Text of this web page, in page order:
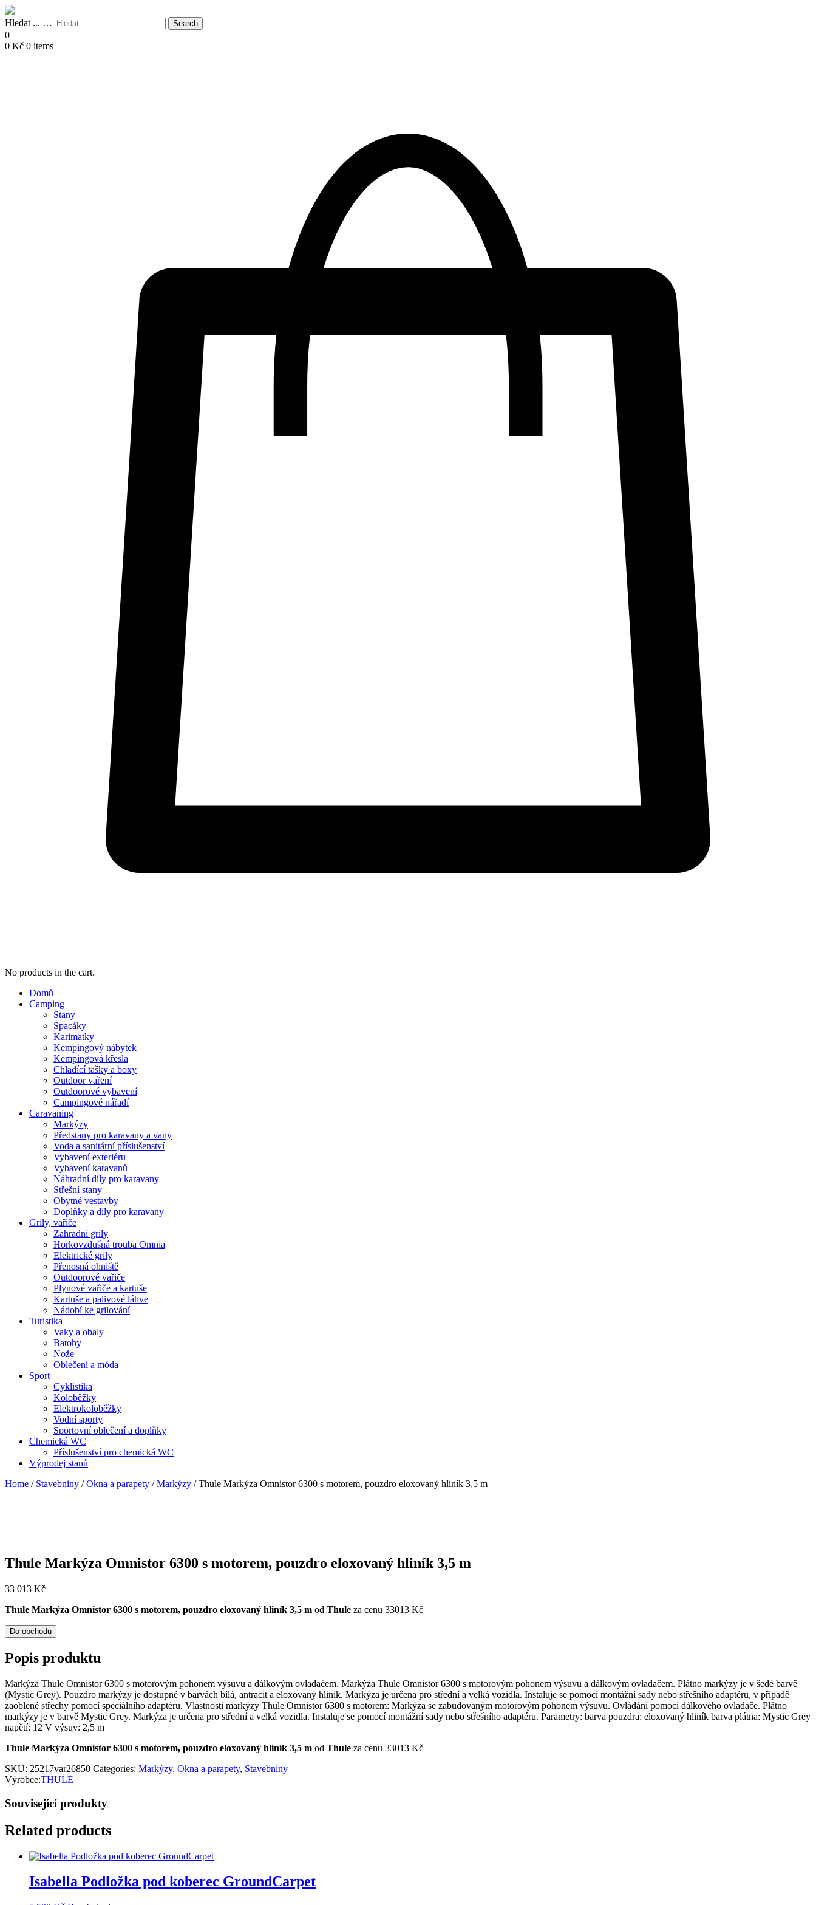
Hledat ... … Search
0
0 Kč 0 items
No products in the cart.
Domů
Camping
Stany
Spacáky
Karimatky
Kempingový nábytek
Kempingová křesla
Chladící tašky a boxy
Outdoor vaření
Outdoorové vybavení
Campingové nářadí
Caravaning
Markýzy
Předstany pro karavany a vany
Voda a sanitární příslušenství
Vybavení exteriéru
Vybavení karavanů
Náhradní díly pro karavany
Střešní stany
Obytné vestavby
Doplňky a díly pro karavany
Grily, vařiče
Zahradní grily
Horkovzdušná trouba Omnia
Elektrické grily
Přenosná ohniště
Outdoorové vařiče
Plynové vařiče a kartuše
Kartuše a palivové láhve
Nádobí ke grilování
Turistika
Vaky a obaly
Batohy
Nože
Oblečení a móda
Sport
Cyklistika
Koloběžky
Elektrokoloběžky
Vodní sporty
Sportovní oblečení a doplňky
Chemická WC
Příslušenství pro chemická WC
Výprodej stanů
Home / Stavebniny /Okna a parapety /Markýzy / Thule Markýza Omnistor 6300 s motorem, pouzdro eloxovaný hliník 3,5 m
Thule Markýza Omnistor 6300 s motorem, pouzdro eloxovaný hliník 3,5 m
33 013 Kč
Thule Markýza Omnistor 6300 s motorem, pouzdro eloxovaný hliník 3,5 m od Thule za cenu 33013 Kč
Do obchodu
Popis produktu
Markýza Thule Omnistor 6300 s motorovým pohonem výsuvu a dálkovým ovladačem. Markýza Thule Omnistor 6300 s motorovým pohonem výsuvu a dálkovým ovladačem. Plátno markýzy je v šedé barvě
(Mystic Grey). Pouzdro markýzy je dostupné v barvách bílá, antracit a eloxovaný hliník. Markýza je určena pro střední a velká vozidla. Instaluje se pomocí montážní sady nebo střešního adaptéru, v případě
zaoblené střechy pomocí speciálního adaptéru. Vlastnosti markýzy Thule Omnistor 6300 s motorem: Markýza se zabudovaným motorovým pohonem výsuvu. Ovládání pomocí dálkového ovladače. Plátno
markýzy je v barvě Mystic Grey. Markýza je určena pro střední a velká vozidla. Instaluje se pomocí montážní sady nebo střešního adaptéru. Parametry: barva pouzdra: eloxovaný hliník barva plátna: Mystic Grey
napětí: 12 V výsuv: 2,5 m
Thule Markýza Omnistor 6300 s motorem, pouzdro eloxovaný hliník 3,5 m od Thule za cenu 33013 Kč
SKU: 25217var26850 Categories: Markýzy, Okna a parapety, Stavebniny
Výrobce:THULE
Související produkty
Related products
Isabella Podložka pod koberec GroundCarpet